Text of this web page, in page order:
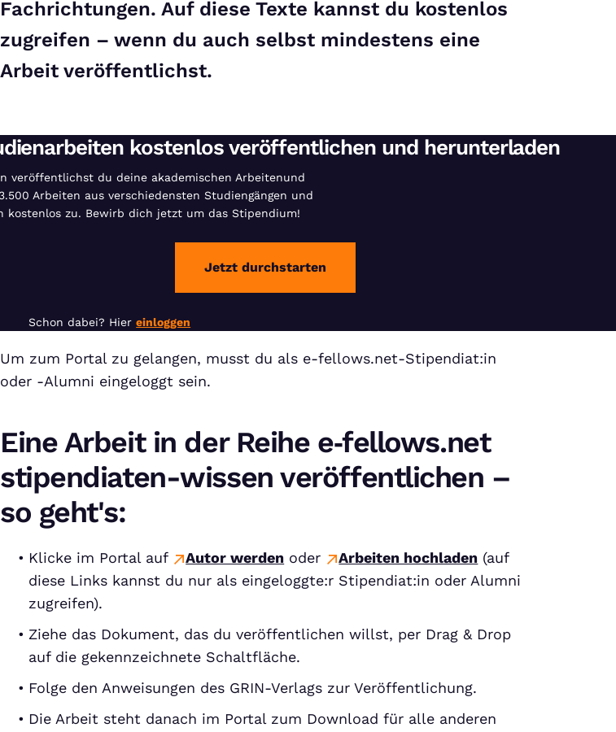
Fachrichtungen. Auf diese Texte kannst du kostenlos
zugreifen – wenn du auch selbst mindestens eine
Arbeit veröffentlichst.
kostenlos veröffentlichen und herunterladen
veröffentlichst du deine akademischen Arbeitenund
Arbeiten aus verschiedensten Studiengängen und
kostenlos zu. Bewirb dich jetzt um das Stipendium!
Jetzt durchstarten
Schon dabei? Hiereinloggen
Um zum Portal zu gelangen, musst du als e-fellows.net-Stipendiat:in
oder -Alumni eingeloggt sein.
Eine Arbeit in der Reihe e‑fellows.net
stipendiaten-wissen veröffentlichen –
so geht's:
Klicke im Portal auf Autor werden oder Arbeiten hochladen (auf
diese Links kannst du nur als eingeloggte:r Stipendiat:in oder Alumni
zugreifen).
Ziehe das Dokument, das du veröffentlichen willst, per Drag & Drop
auf die gekennzeichnete Schaltfläche.
Folge den Anweisungen des GRIN-Verlags zur Veröffentlichung.
Die Arbeit steht danach im Portal zum Download für alle anderen